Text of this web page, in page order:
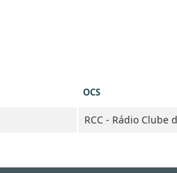
OCS
RCC - Rádio Clube